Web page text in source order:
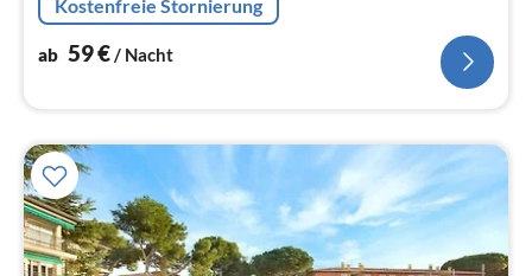
Kostenfreie Stornierung
ab 59€/ Nacht